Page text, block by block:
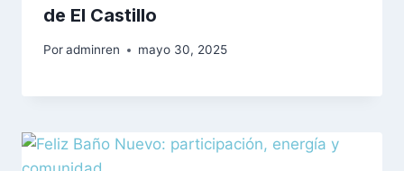
de El Castillo
Poradminren mayo 30, 2025